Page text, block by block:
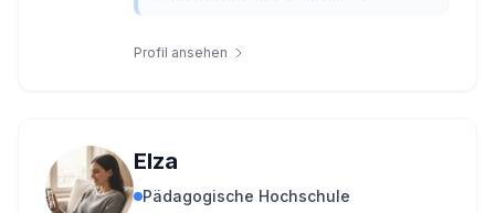
Profil ansehen
Elza
Pädagogische Hochschule